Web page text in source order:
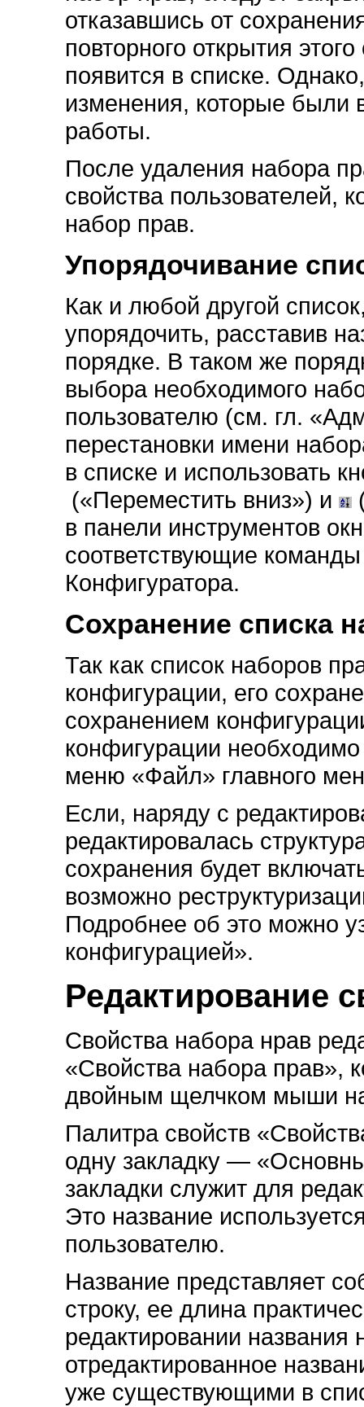
отказавшись от
повторного открытия
появится в списке.
изменения, которые были
работы.
После удаления набора
свойства пользователей,
набор прав.
Упорядочивание
Как и любой другой
упорядочить, расставив
порядке. В таком же
выбора необходимого
пользователю (см. гл.
перестановки имени
в списке и использовать
(«Переместить вниз») и
в панели инструментов
соответствующие
Конфигуратора.
Сохранение списка
Так как список наборов
конфигурации, его
сохранением
конфигурации
меню «Файл» главного
Если, наряду с
редактировалась
сохранения будет
возможно
Подробнее об это можно
конфигурацией».
Редактирование
Свойства набора нрав
«Свойства набора прав»,
двойным щелчком мыши
Палитра свойств
одну закладку —
закладки служит для
Это название
пользователю.
Название представляет
строку, ее длина
редактировании
отредактированное
уже существующими в